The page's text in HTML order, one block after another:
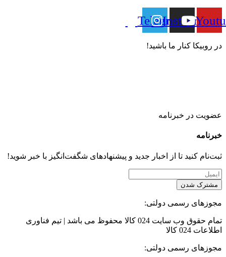
Instagram
Telegram
در روبیکا کنار ما باشید!
عضویت در خبرنامه
خبر‌نامه
ثبت‌نام کنید تا از اخبار جدید و پیشنهاد‌های شگفت‌انگیز با خبر شوید!
مشترک شدن
مجوزهای رسمی دولتی:
تمام حقوق وب سایت 024 کالا محفوظ می باشد | تیم فناوری
اطلاعات 024 کالا
مجوزهای رسمی دولتی: